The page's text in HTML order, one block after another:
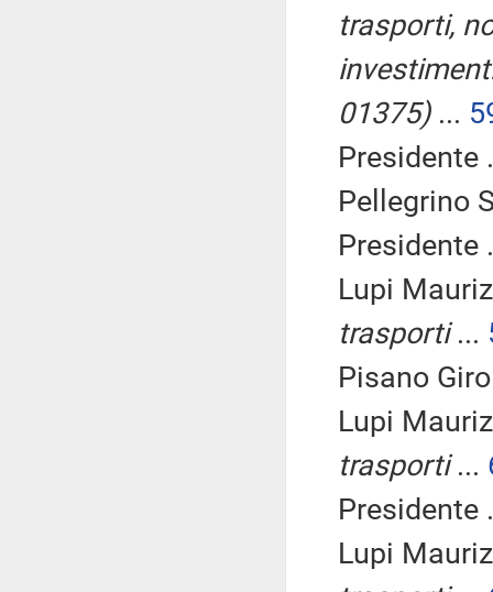
trasporti,
01375)...
Presidente
Pellegrino
Presidente
Lupi
trasporti...
Pisano
Lupi
trasporti...
Presidente
Lupi